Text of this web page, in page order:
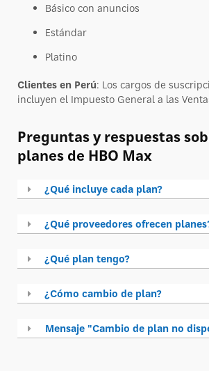
Básico con anuncios
Estándar
Platino
Clientes en Perú: Los cargos de
incluyen el Impuesto General a las
Preguntas y respuestas
planes de HBO Max
¿Qué incluye cada plan?
¿Qué proveedores ofrecen
¿Qué plan tengo?
¿Cómo cambio de plan?
Mensaje "Cambio de plan no